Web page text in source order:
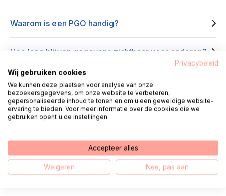
Waarom is een PGO handig?
Hoe lang blijven gegevens zichtbaar voor anderen?
Kan ik inzien wie mijn gegevens heeft bekeken?
Wat levert digitale gegevensuitwisseling op?
Wat zijn eindgebruikersgroepen?
Ik heb toestemming om gegevens van mijn cliënt in
Privacybeleid
Wij gebruiken cookies
We kunnen deze plaatsen voor analyse van onze
bezoekersgegevens, om onze website te verbeteren,
gepersonaliseerde inhoud te tonen en om u een geweldige website-
ervaring te bieden. Voor meer informatie over de cookies die we
gebruiken opent u de instellingen.
Accepteer alles
Weigeren Nee, pas aan